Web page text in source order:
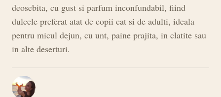
deosebita, cu gust si parfum inconfundabil, fiind
dulcele preferat atat de copii cat si de adulti, ideala
pentru micul dejun, cu unt, paine prajita, in clatite sau
in alte deserturi.